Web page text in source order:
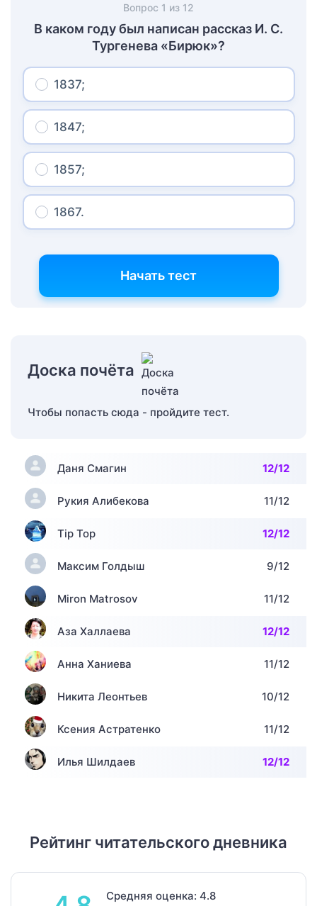
Вопрос 1 из 12
В каком году был написан рассказ И. С.
Тургенева «Бирюк»?
1837;
1847;
1857;
1867.
Начать тест
Доска почёта
Чтобы попасть сюда - пройдите тест.
Даня Смагин 12/12
Рукия Алибекова 11/12
Tip Top 12/12
Максим Голдыш 9/12
Miron Matrosov 11/12
Аза Халлаева 12/12
Анна Ханиева 11/12
Никита Леонтьев 10/12
Ксения Астратенко 11/12
Илья Шилдаев 12/12
Рейтинг читательского дневника
Средняя оценка: 4.8